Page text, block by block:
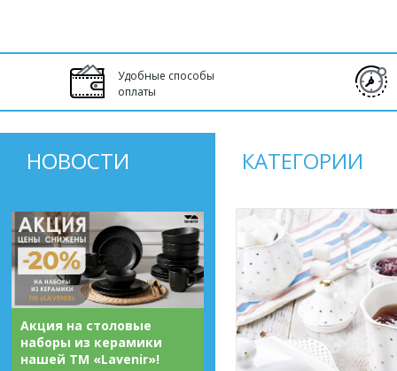
Удобные способы
оплаты
НОВОСТИ
Акция на столовые
наборы из керамики
нашей ТМ «Lavenir»!
КАТЕГОРИИ